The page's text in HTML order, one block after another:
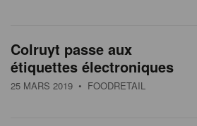
Colruyt passe aux
étiquettes électroniques
25 MARS 2019 • FOODRETAIL